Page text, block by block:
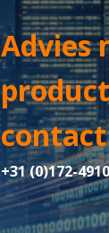
Advies
+31 (0)172-